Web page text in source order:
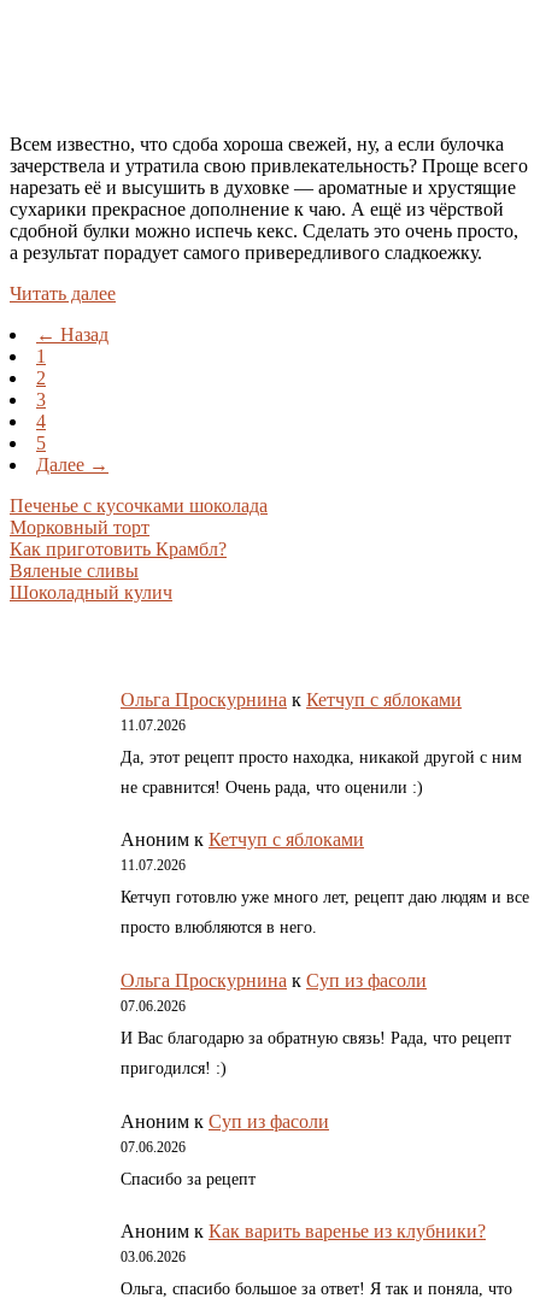
Всем известно, что сдоба хороша свежей, ну, а если булочка
зачерствела и утратила свою привлекательность? Проще всего
нарезать её и высушить в духовке — ароматные и хрустящие
сухарики прекрасное дополнение к чаю. А ещё из чёрствой
сдобной булки можно испечь кекс. Сделать это очень просто,
а результат порадует самого привередливого сладкоежку.
Читать далее
← Назад
1
2
3
4
5
Далее →
Печенье с кусочками шоколада
Морковный торт
Как приготовить Крамбл?
Вяленые сливы
Шоколадный кулич
Ольга Проскурнина к Кетчуп с яблоками
11.07.2026
Да, этот рецепт просто находка, никакой другой с ним
не сравнится! Очень рада, что оценили :)
Аноним к Кетчуп с яблоками
11.07.2026
Кетчуп готовлю уже много лет, рецепт даю людям и все
просто влюбляются в него.
Ольга Проскурнина к Суп из фасоли
07.06.2026
И Вас благодарю за обратную связь! Рада, что рецепт
пригодился! :)
Аноним к Суп из фасоли
07.06.2026
Спасибо за рецепт
Аноним к Как варить варенье из клубники?
03.06.2026
Ольга, спасибо большое за ответ! Я так и поняла, что